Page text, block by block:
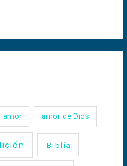
amor amor de Dios
Biblia